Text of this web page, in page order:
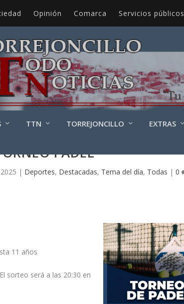
Opinión Comarca Servicios públicos
TTN TORREJONCILLO EXTRAS
PADEL
| Deportes, Destacadas, Tema del día, Todas |0
11 años
sorteo será a las 20:30 en